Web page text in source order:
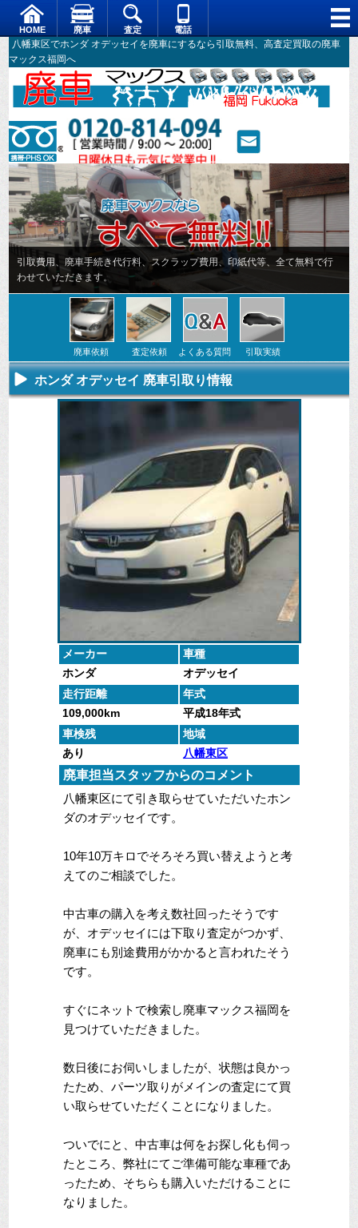
八幡東区でホンダ オデッセイを廃車にするなら引取無料、高査定買取の廃車
マックス福岡へ
HOME 廃車 査定 電話
引取費用、廃車手続き代行料、スクラップ費用、印紙代等、全て無料で行
わせていただきます。
廃車依頼
不要になった
車の廃車手続
査定依頼
専門スタッフ
がしっかりと
査定いたしま
よくある質問
廃車全般に関
するよくある
す。
引取実績
た車や下取で
ホンダ オデッセイ 廃車引取り情報
メーカー
車種
ホンダ
オデッセイ
走行距離
年式
109,000km
平成18年式
車検残
地域
あり
八幡東区
廃車担当スタッフからのコメント
八幡東区にて引き取らせていただいたホン
ダのオデッセイです。
10年10万キロでそろそろ買い替えようと考
えてのご相談でした。
中古車の購入を考え数社回ったそうです
が、オデッセイには下取り査定がつかず、
廃車にも別途費用がかかると言われたそう
です。
すぐにネットで検索し廃車マックス福岡を
見つけていただきました。
数日後にお伺いしましたが、状態は良かっ
たため、パーツ取りがメインの査定にて買
い取らせていただくことになりました。
ついでにと、中古車は何をお探し化も伺っ
たところ、弊社にてご準備可能な車種であ
ったため、そちらも購入いただけることに
なりました。